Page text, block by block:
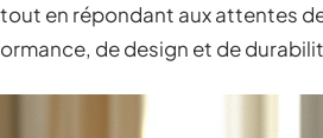
en répondant aux attentes
de design et de